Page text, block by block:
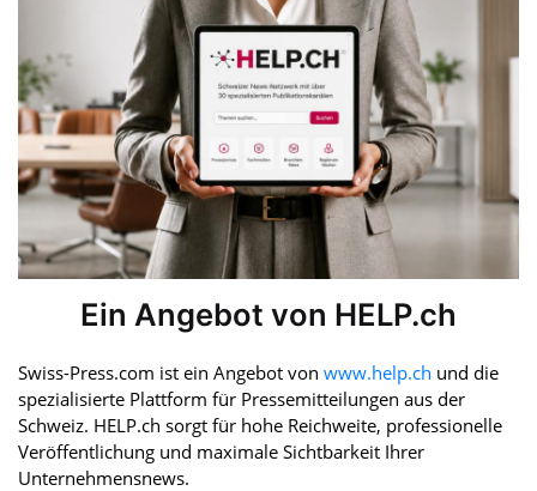
Ein Angebot von HELP.ch
Swiss-Press.com ist ein Angebot von www.help.ch und die
spezialisierte Plattform für Pressemitteilungen aus der
Schweiz. HELP.ch sorgt für hohe Reichweite, professionelle
Veröffentlichung und maximale Sichtbarkeit Ihrer
Unternehmensnews.